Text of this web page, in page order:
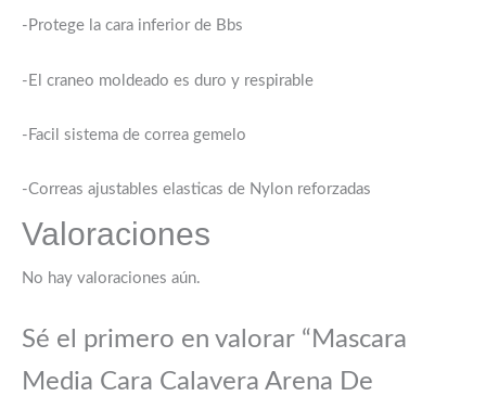
-Protege la cara inferior de Bbs
-El craneo moldeado es duro y respirable
-Facil sistema de correa gemelo
-Correas ajustables elasticas de Nylon reforzadas
Valoraciones
No hay valoraciones aún.
Sé el primero en valorar “Mascara
Media Cara Calavera Arena De